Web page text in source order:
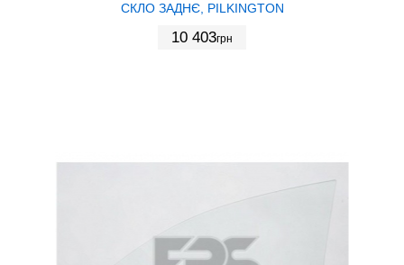
СКЛО ЗАДНЄ, PILKINGTON
10 403грн